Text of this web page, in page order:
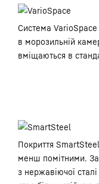
Система
в морозильній
вміщаються в
Покриття
менш помітними.
з нержавіючої